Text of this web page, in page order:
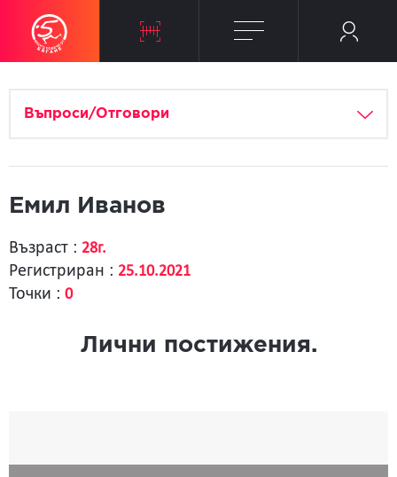
Въпроси/Отговори
Емил Иванов
Възраст : 28г.
Регистриран : 25.10.2021
Точки : 0
Лични постижения.